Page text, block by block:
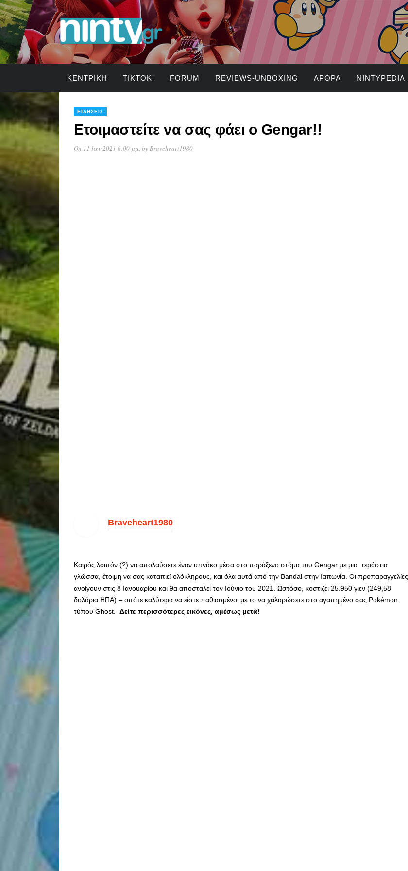
ΚΕΝΤΡΙΚΉ TIKTOK! FORUM REVIEWS-UNBOXING ΆΡΘΡΑ NINTYPEDIA
ΕΙΔΉΣΕΙΣ
Ετοιμαστείτε να σας φάει ο Gengar!!
On 11 Ιαν 2021 6:00 μμ, byBraveheart1980
Braveheart1980
Καιρός λοιπόν (?) να απολαύσετε έναν υπνάκο μέσα στο παράξενο στόμα του Gengar με μια τεράστια
γλώσσα, έτοιμη να σας καταπιεί ολόκληρους, και όλα αυτά από την Bandai στην Ιαπωνία. Οι προπαραγγελίες
ανοίγουν στις 8 Ιανουαρίου και θα αποσταλεί τον Ιούνιο του 2021. Ωστόσο, κοστίζει 25.950 γιεν (249,58
δολάρια ΗΠΑ) – οπότε καλύτερα να είστε παθιασμένοι με το να χαλαρώσετε στο αγαπημένο σας Pokémon
τύπου Ghost.
Δείτε περισσότερες εικόνες, αμέσως μετά!